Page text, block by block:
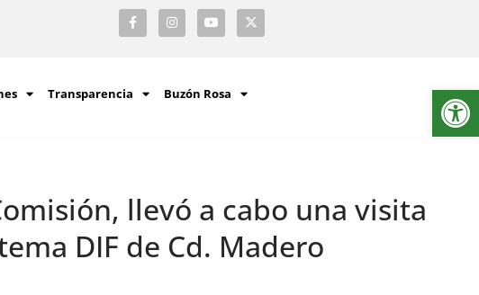
Transparencia Buzón Rosa
llevó a cabo una visita
DIF de Cd. Madero